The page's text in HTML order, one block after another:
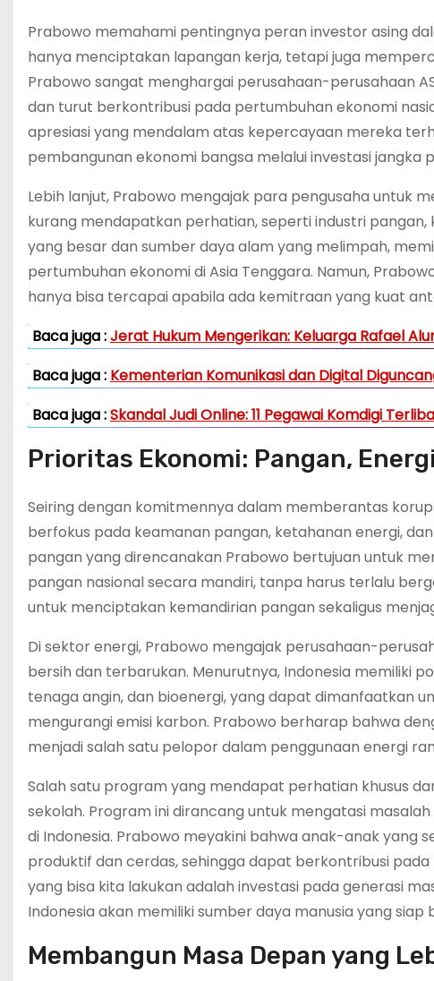
Prabowo memahami pentingnya peran investor asing
hanya menciptakan lapangan kerja, tetapi juga
Prabowo sangat menghargai perusahaan-perusahaan
dan turut berkontribusi pada pertumbuhan ekonomi
apresiasi yang mendalam atas kepercayaan mereka
pembangunan ekonomi bangsa melalui investasi jangka
Lebih lanjut, Prabowo mengajak para pengusaha untuk
kurang mendapatkan perhatian, seperti industri
yang besar dan sumber daya alam yang melimpah,
pertumbuhan ekonomi di Asia Tenggara. Namun,
hanya bisa tercapai apabila ada kemitraan yang kuat
Baca juga :Jerat Hukum Mengerikan: Keluarga Rafael
Baca juga : Kementerian Komunikasi dan Digital
Baca juga :Skandal Judi Online: 11 Pegawai Komdigi
Prioritas Ekonomi: Pangan,
Seiring dengan komitmennya dalam memberantas
berfokus pada keamanan pangan, ketahanan energi,
pangan yang direncanakan Prabowo bertujuan untuk
pangan nasional secara mandiri, tanpa harus terlalu
untuk menciptakan kemandirian pangan sekaligus
Di sektor energi, Prabowo mengajak perusahaan-
bersih dan terbarukan. Menurutnya, Indonesia memiliki
tenaga angin, dan bioenergi, yang dapat dimanfaatkan
mengurangi emisi karbon. Prabowo berharap bahwa
menjadi salah satu pelopor dalam penggunaan energi
Salah satu program yang mendapat perhatian khusus
sekolah. Program ini dirancang untuk mengatasi
di Indonesia. Prabowo meyakini bahwa anak-anak yang
produktif dan cerdas, sehingga dapat berkontribusi
yang bisa kita lakukan adalah investasi pada generasi
Indonesia akan memiliki sumber daya manusia yang siap
Membangun Masa Depan yang